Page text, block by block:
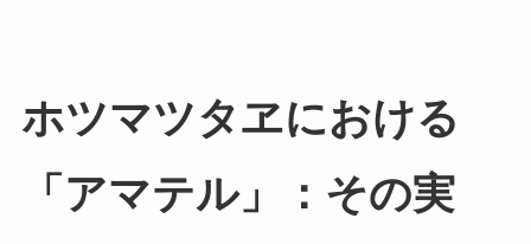
ホツマツタヱにおける
「アマテル」：その実